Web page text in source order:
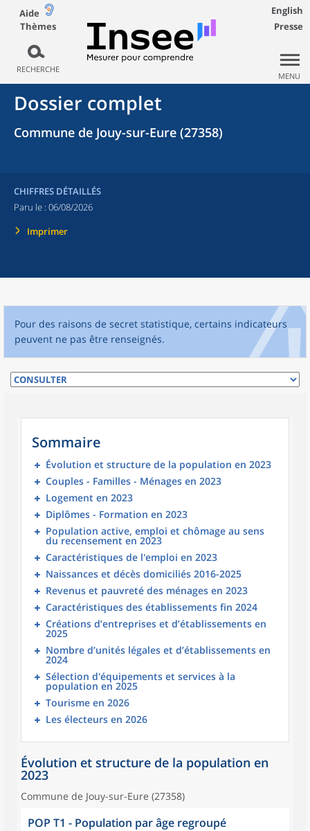
Aide
Thèmes
RECHERCHE
English
Presse
MENU
Dossier complet
Commune de Jouy-sur-Eure (27358)
CHIFFRES DÉTAILLÉS
Paru le : 06/08/2026
Imprimer
Pour des raisons de secret statistique, certains indicateurs
peuvent ne pas être renseignés.
Sommaire
Évolution et structure de la population en 2023
Couples - Familles - Ménages en 2023
Logement en 2023
Diplômes - Formation en 2023
Population active, emploi et chômage au sens
du recensement en 2023
Caractéristiques de l'emploi en 2023
Naissances et décès domiciliés 2016-2025
Revenus et pauvreté des ménages en 2023
Caractéristiques des établissements fin 2024
Créations d’entreprises et d’établissements en
2025
Nombre d’unités légales et d’établissements en
2024
Sélection d'équipements et services à la
population en 2025
Tourisme en 2026
Les électeurs en 2026
Évolution et structure de la population en
2023
Commune de Jouy-sur-Eure (27358)
POP T1 - Population par âge regroupé